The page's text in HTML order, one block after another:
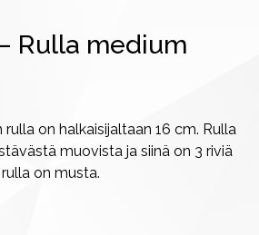
Rulla medium
on:
49,00 €.
on halkaisijaltaan 16 cm. Rulla
muovista ja siinä on 3 riviä
on musta.